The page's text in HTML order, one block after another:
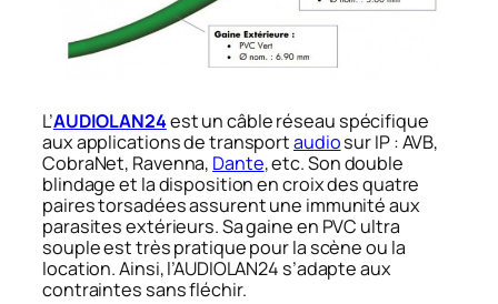
L’AUDIOLAN24est un câble réseau spécifique
aux applications de transportaudiosur IP : AVB,
CobraNet, Ravenna, Dante, etc. Son double
blindage et la disposition en croix des quatre
paires torsadées assurent une immunité aux
parasites extérieurs. Sa gaine en PVC ultra
souple est très pratique pour la scène ou la
location. Ainsi, l’AUDIOLAN24 s’adapte aux
contraintes sans fléchir.